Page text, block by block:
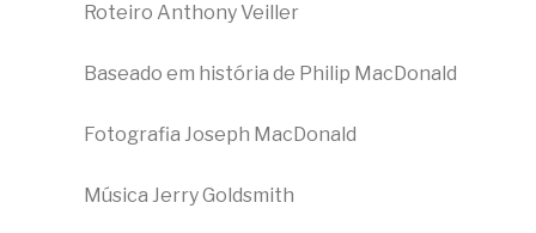
Roteiro Anthony Veiller
Baseado em história de Philip MacDonald
Fotografia Joseph MacDonald
Música Jerry Goldsmith